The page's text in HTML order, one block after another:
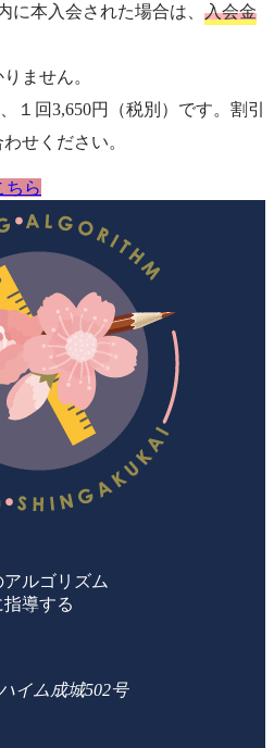
に本入会された場合は、 入会金
ません。
１回3,650円（税別）です。割引
せください。
ちら
ルゴリズム
導する
イム成城502号